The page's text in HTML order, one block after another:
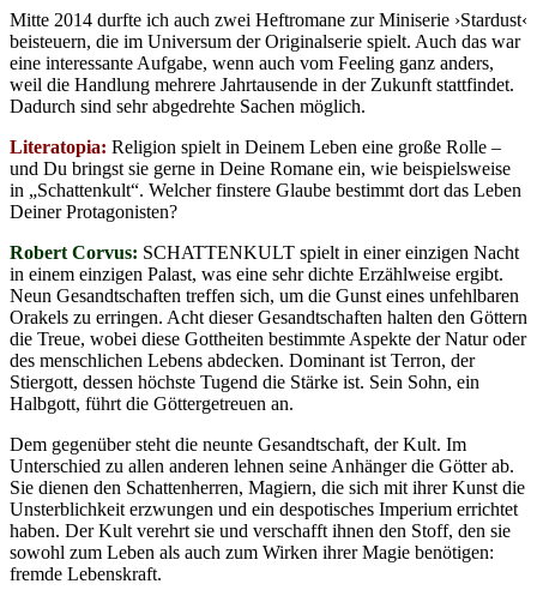
Mitte 2014 durfte ich auch zwei Heftromane zur Miniserie ›Stardust‹
beisteuern, die im Universum der Originalserie spielt. Auch das war
eine interessante Aufgabe, wenn auch vom Feeling ganz anders,
weil die Handlung mehrere Jahrtausende in der Zukunft stattfindet.
Dadurch sind sehr abgedrehte Sachen möglich.
Literatopia: Religion spielt in Deinem Leben eine große Rolle –
und Du bringst sie gerne in Deine Romane ein, wie beispielsweise
in „Schattenkult“. Welcher finstere Glaube bestimmt dort das Leben
Deiner Protagonisten?
Robert Corvus: SCHATTENKULT spielt in einer einzigen Nacht
in einem einzigen Palast, was eine sehr dichte Erzählweise ergibt.
Neun Gesandtschaften treffen sich, um die Gunst eines unfehlbaren
Orakels zu erringen. Acht dieser Gesandtschaften halten den Göttern
die Treue, wobei diese Gottheiten bestimmte Aspekte der Natur oder
des menschlichen Lebens abdecken. Dominant ist Terron, der
Stiergott, dessen höchste Tugend die Stärke ist. Sein Sohn, ein
Halbgott, führt die Göttergetreuen an.
Dem gegenüber steht die neunte Gesandtschaft, der Kult. Im
Unterschied zu allen anderen lehnen seine Anhänger die Götter ab.
Sie dienen den Schattenherren, Magiern, die sich mit ihrer Kunst die
Unsterblichkeit erzwungen und ein despotisches Imperium errichtet
haben. Der Kult verehrt sie und verschafft ihnen den Stoff, den sie
sowohl zum Leben als auch zum Wirken ihrer Magie benötigen:
fremde Lebenskraft.